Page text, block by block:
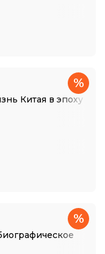
Китая в эпоху
%
%